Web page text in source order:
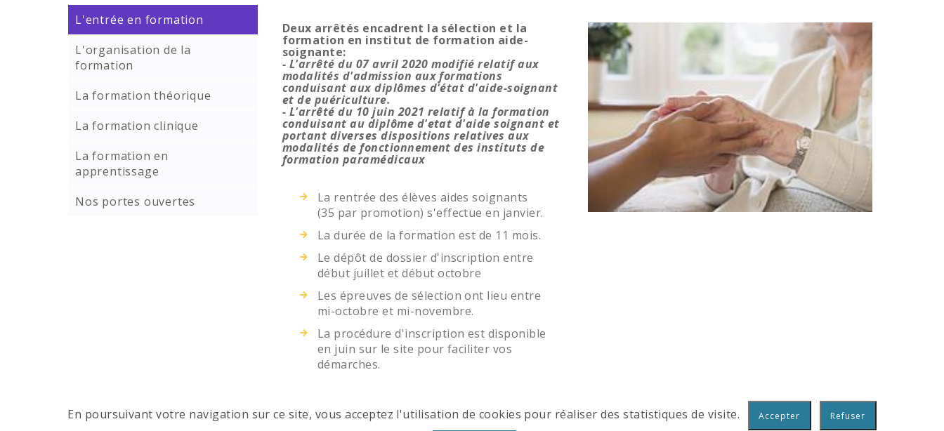
L'entrée en formation
L'organisation de la
formation
La formation théorique
La formation clinique
La formation en
apprentissage
Nos portes ouvertes
Deux arrêtés encadrent la sélection et la
formation en institut de formation aide-
soignante:
- L'arrêté du 07 avril 2020 modifié relatif aux
modalités d'admission aux formations
conduisant aux diplômes d'état d'aide-soignant
et de puériculture.
- L'arrêté du 10 juin 2021 relatif à la formation
conduisant au diplôme d'etat d'aide soignant et
portant diverses dispositions relatives aux
modalités de fonctionnement des instituts de
formation paramédicaux
La rentrée des élèves aides soignants
(35 par promotion) s'effectue en janvier.
La durée de la formation est de 11 mois.
Le dépôt de dossier d'inscription entre
début juillet et début octobre
Les épreuves de sélection ont lieu entre
mi-octobre et mi-novembre.
La procédure d'inscription est disponible
en juin sur le site pour faciliter vos
démarches.
MODALITÉS D'ENTRÉE EN FORMATION AS
En poursuivant votre navigation sur ce site, vous acceptez l'utilisation de cookies pour réaliser des statistiques de visite.